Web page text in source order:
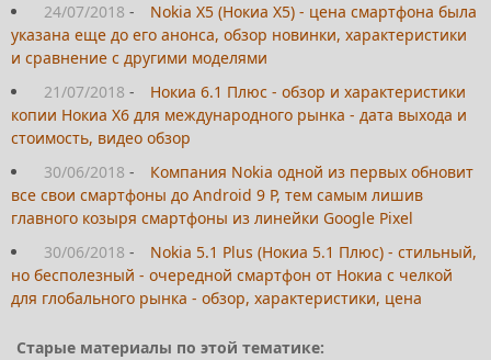
24/07/2018 -
Nokia X5 (Нокиа Х5) - цена смартфона была
указана еще до его анонса, обзор новинки, характеристики
и сравнение с другими моделями
21/07/2018 -
Нокиа 6.1 Плюс - обзор и характеристики
копии Нокиа Х6 для международного рынка - дата выхода и
стоимость, видео обзор
30/06/2018 -
Компания Nokia одной из первых обновит
все свои смартфоны до Android 9 P, тем самым лишив
главного козыря смартфоны из линейки Google Pixel
30/06/2018 -
Nokia 5.1 Plus (Нокиа 5.1 Плюс) - стильный,
но бесполезный - очередной смартфон от Нокиа с челкой
для глобального рынка - обзор, характеристики, цена
Старые материалы по этой тематике: